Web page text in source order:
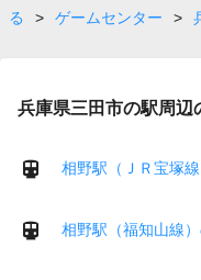
る
> ゲームセンター >
兵庫県三田市の駅周辺
相野駅（ＪＲ宝塚
相野駅（福知山線